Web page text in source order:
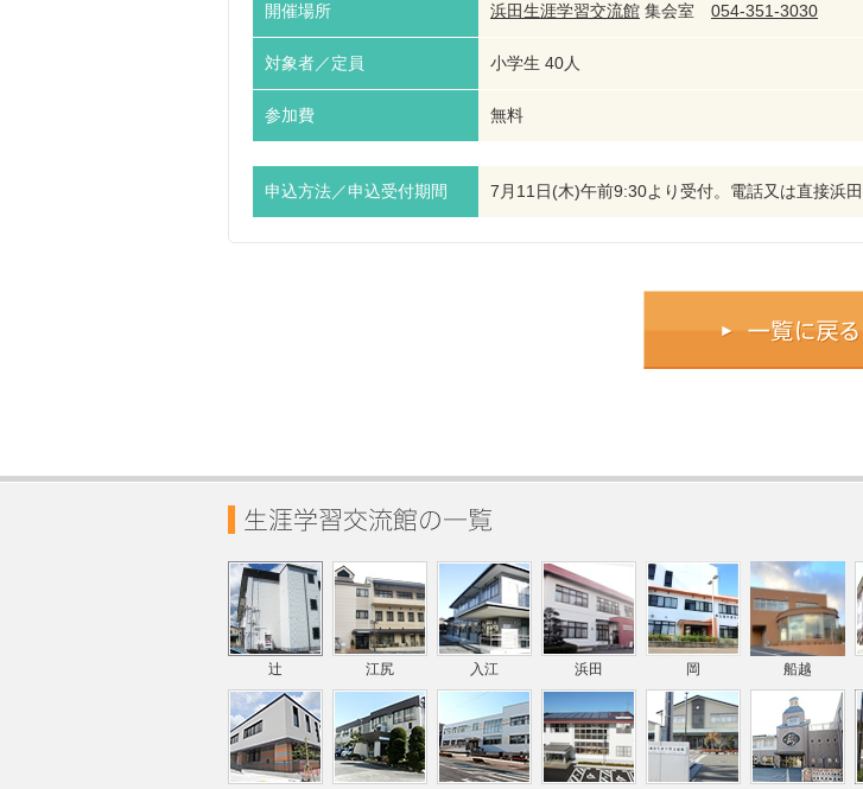
開催場所 浜田生涯学習交流館 集会室 054-351-3030
対象者／定員 小学生 40人
参加費 無料
申込方法／申込受付期間 7月11日(木)午前9:30より受付。電話又は直接浜
辻 江尻 入江 浜田 岡 船越